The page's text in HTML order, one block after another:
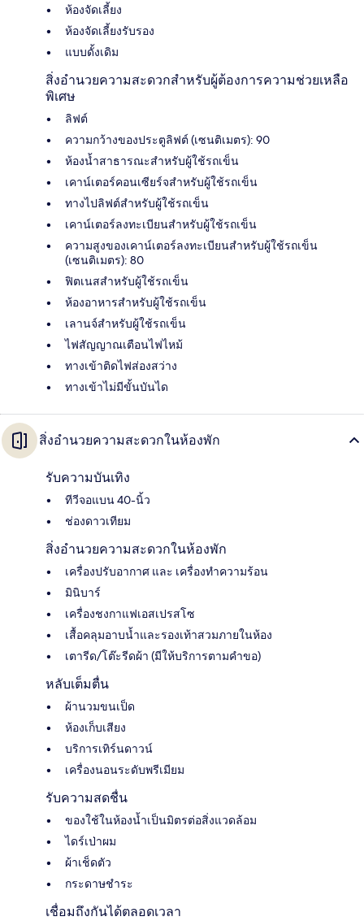
ห้องจัดเลี้ยง
ห้องจัดเลี้ยงรับรอง
แบบดั้งเดิม
สิ่งอำนวยความสะดวกสำหรับผู้ต้องการความช่วยเหลือ
พิเศษ
ลิฟต์
ความกว้างของประตูลิฟต์ (เซนติเมตร): 90
ห้องน้ำสาธารณะสำหรับผู้ใช้รถเข็น
เคาน์เตอร์คอนเซียร์จสำหรับผู้ใช้รถเข็น
ทางไปลิฟต์สำหรับผู้ใช้รถเข็น
เคาน์เตอร์ลงทะเบียนสำหรับผู้ใช้รถเข็น
ความสูงของเคาน์เตอร์ลงทะเบียนสำหรับผู้ใช้รถเข็น
(เซนติเมตร): 80
ฟิตเนสสำหรับผู้ใช้รถเข็น
ห้องอาหารสำหรับผู้ใช้รถเข็น
เลานจ์สำหรับผู้ใช้รถเข็น
ไฟสัญญาณเตือนไฟไหม้
ทางเข้าติดไฟส่องสว่าง
ทางเข้าไม่มีขั้นบันได
สิ่งอำนวยความสะดวกในห้องพัก
รับความบันเทิง
ทีวีจอแบน 40-นิ้ว
ช่องดาวเทียม
สิ่งอำนวยความสะดวกในห้องพัก
เครื่องปรับอากาศ และ เครื่องทำความร้อน
มินิบาร์
เครื่องชงกาแฟเอสเปรสโซ
เสื้อคลุมอาบน้ำและรองเท้าสวมภายในห้อง
เตารีด/โต๊ะรีดผ้า (มีให้บริการตามคำขอ)
หลับเต็มตื่น
ผ้านวมขนเป็ด
ห้องเก็บเสียง
บริการเทิร์นดาวน์
เครื่องนอนระดับพรีเมียม
รับความสดชื่น
ของใช้ในห้องน้ำเป็นมิตรต่อสิ่งแวดล้อม
ไดร์เป่าผม
ผ้าเช็ดตัว
กระดาษชำระ
เชื่อมถึงกันได้ตลอดเวลา